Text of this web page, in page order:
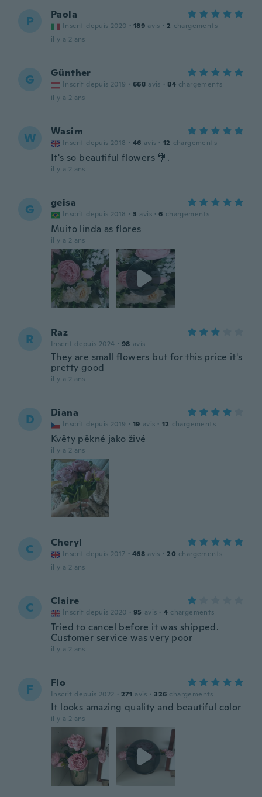
P Paola
Inscrit depuis 2020 · 189 avis · 2 chargements
il y a 2 ans
G Günther
Inscrit depuis 2019 · 668 avis · 84 chargements
il y a 2 ans
W Wasim
Inscrit depuis 2018 · 46 avis · 12 chargements
It's so beautiful flowers 💐.
il y a 2 ans
G geisa
Inscrit depuis 2018 · 3 avis · 6 chargements
Muito linda as flores
il y a 2 ans
R Raz
Inscrit depuis 2024 · 98 avis
They are small flowers but for this price it's
pretty good
il y a 2 ans
D Diana
Inscrit depuis 2019 · 19 avis · 12 chargements
Květy pěkné jako živé
il y a 2 ans
C Cheryl
Inscrit depuis 2017 · 468 avis · 20 chargements
il y a 2 ans
C Claire
Inscrit depuis 2020 · 95 avis · 4 chargements
Tried to cancel before it was shipped.
Customer service was very poor
il y a 2 ans
F Flo
Inscrit depuis 2022 · 271 avis · 326 chargements
It looks amazing quality and beautiful color
il y a 2 ans